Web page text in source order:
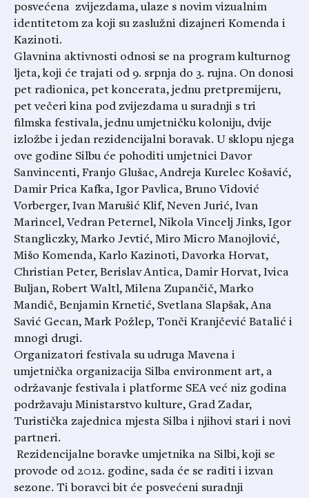
posvećena zvijezdama, ulaze s novim vizualnim
identitetom za koji su zaslužni dizajneri Komenda i
Kazinoti.
Glavnina aktivnosti odnosi se na program kulturnog
ljeta, koji će trajati od 9. srpnja do 3. rujna. On donosi
pet radionica, pet koncerata, jednu pretpremijeru,
pet večeri kina pod zvijezdama u suradnji s tri
filmska festivala, jednu umjetničku koloniju, dvije
izložbe i jedan rezidencijalni boravak. U sklopu njega
ove godine Silbu će pohoditi umjetnici Davor
Sanvincenti, Franjo Glušac, Andreja Kurelec Košavić,
Damir Prica Kafka, Igor Pavlica, Bruno Vidović
Vorberger, Ivan Marušić Klif, Neven Jurić, Ivan
Marincel, Vedran Peternel, Nikola Vincelj Jinks, Igor
Stangliczky, Marko Jevtić, Miro Micro Manojlović,
Mišo Komenda, Karlo Kazinoti, Davorka Horvat,
Christian Peter, Berislav Antica, Damir Horvat, Ivica
Buljan, Robert Waltl, Milena Zupančič, Marko
Mandič, Benjamin Krnetić, Svetlana Slapšak, Ana
Savić Gecan, Mark Požlep, Tonči Kranjčević Batalić i
mnogi drugi.
Organizatori festivala su udruga Mavena i
umjetnička organizacija Silba environment art, a
održavanje festivala i platforme SEA već niz godina
podržavaju Ministarstvo kulture, Grad Zadar,
Turistička zajednica mjesta Silba i njihovi stari i novi
partneri.
Rezidencijalne boravke umjetnika na Silbi, koji se
provode od 2012. godine, sada će se raditi i izvan
sezone. Ti boravci bit će posvećeni suradnji